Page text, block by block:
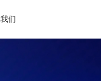
们